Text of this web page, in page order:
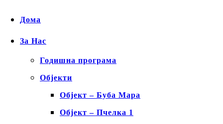
Дома
За Нас
Годишна програма
Објекти
Објект – Буба Мара
Објект – Пчелка 1